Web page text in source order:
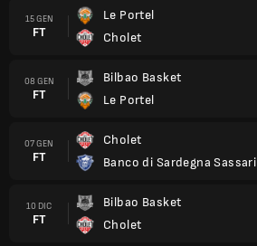
15 GEN
FT
Le Portel
Cholet
08 GEN
FT
Bilbao Basket
Le Portel
07 GEN
FT
Cholet
Banco di Sardegna Sassari
10 DIC
FT
Bilbao Basket
Cholet